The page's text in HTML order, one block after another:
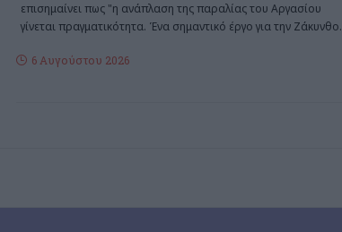
επισημαίνει πως "η ανάπλαση της παραλίας του Αργασίου
γίνεται πραγματικότητα. Ένα σημαντικό έργο για την Ζάκυνθο
6 Αυγούστου 2026